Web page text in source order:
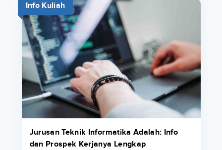
Info Kuliah
Jurusan Teknik Informatika Adalah: Info
dan Prospek Kerjanya Lengkap